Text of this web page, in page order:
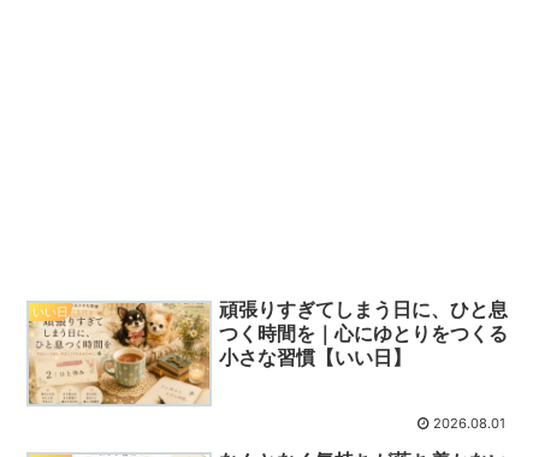
いい日
頑張りすぎてしまう日に、ひと息
つく時間を｜心にゆとりをつくる
小さな習慣【いい日】
2026.08.01